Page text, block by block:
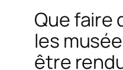
Que faire
les
être